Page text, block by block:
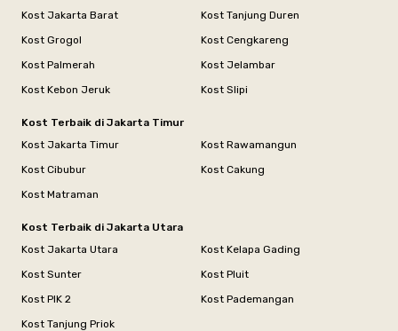
Kost Jakarta Barat
Kost Tanjung Duren
Kost Grogol
Kost Cengkareng
Kost Palmerah
Kost Jelambar
Kost Kebon Jeruk
Kost Slipi
Kost Terbaik di Jakarta Timur
Kost Jakarta Timur
Kost Rawamangun
Kost Cibubur
Kost Cakung
Kost Matraman
Kost Terbaik di Jakarta Utara
Kost Jakarta Utara
Kost Kelapa Gading
Kost Sunter
Kost Pluit
Kost PIK 2
Kost Pademangan
Kost Tanjung Priok